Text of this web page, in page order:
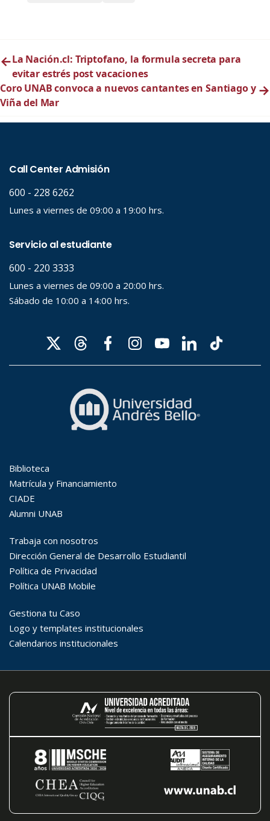
←La Nación.cl: Triptofano, la formula secreta para
evitar estrés post vacaciones
Coro UNAB convoca a nuevos cantantes en Santiago y
Viña del Mar
→